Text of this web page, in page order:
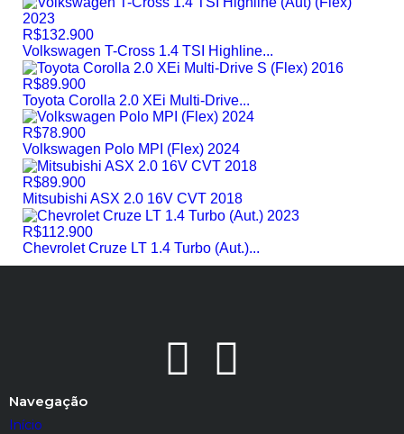
R$132.900
Volkswagen T-Cross 1.4 TSI Highline...
R$89.900
Toyota Corolla 2.0 XEi Multi-Drive...
R$78.900
Volkswagen Polo MPI (Flex) 2024
R$89.900
Mitsubishi ASX 2.0 16V CVT 2018
R$112.900
Chevrolet Cruze LT 1.4 Turbo (Aut.)...
Navegação
Início